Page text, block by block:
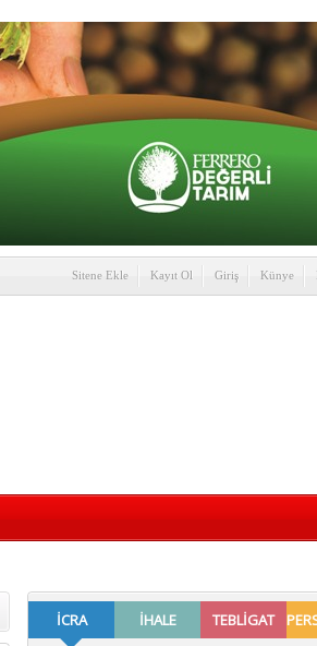
Sitene Ekle Kayıt Ol Giriş Künye